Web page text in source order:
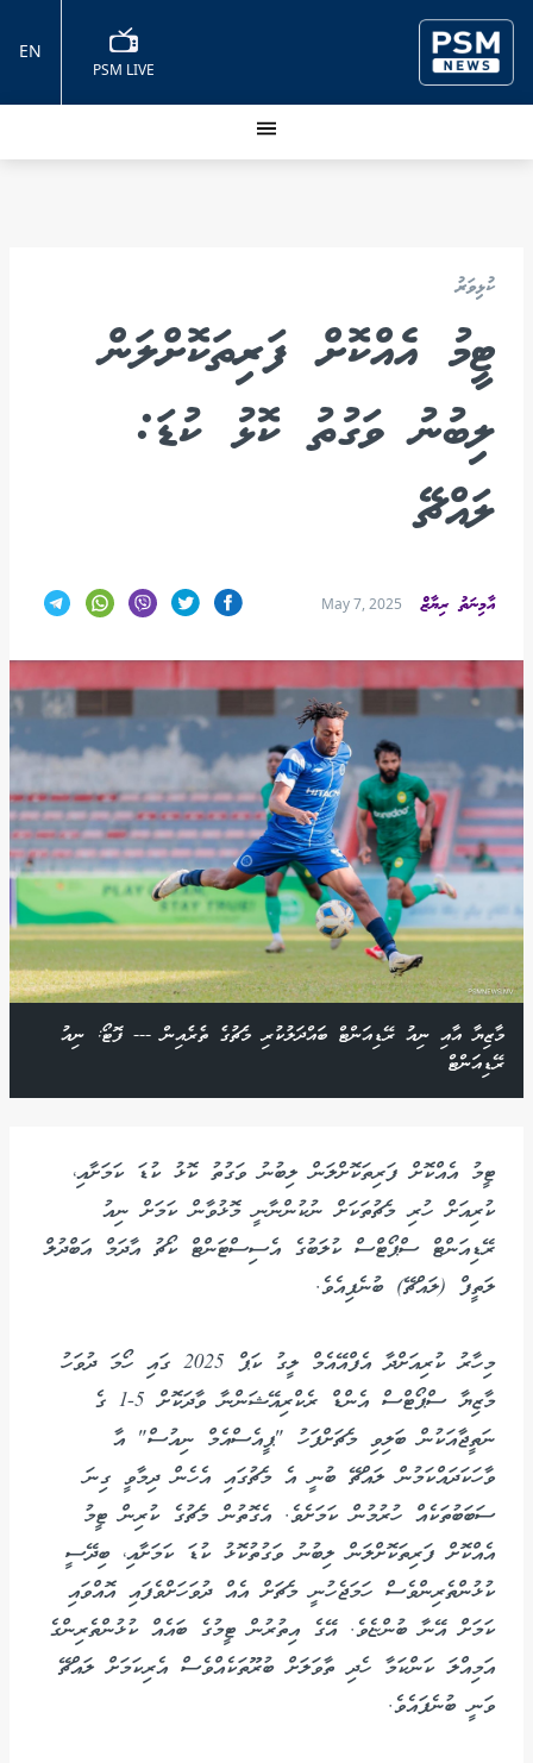
PSM LIVE
EN
ކުޅިވަރު
ޓީމު އެއްކޮށް ފަރިތަކޮށްލަން
ލިބުނު ވަގުތު ކޮޅު ކުޑަ:
ލައްޗޭ
އާމިނަތު ރިޔާޒް May 7, 2025
މާޒިޔާ އާއި ނިއު ރޭޑިއަންޓް ބައްދަލުކުރި މެޗުގެ ތެރެއިން --- ފޮޓޯ: ނިއު
ރޭޑިއަންޓް
ޓީމު އެއްކޮށް ފަރިތަކޮށްލަން ލިބުނު ވަގުތު ކޮޅު ކުޑަ ކަމަށާއި،
ކުރިއަށް ހުރި މެޗުތަކަށް ނުކުންނާނީ މޮޅުވާން ކަމަށް ނިއު
ރޭޑިއަންޓް ސްޕޯޓްސް ކުލަބުގެ އެސިސްޓަންޓް ކޯޗު އާދަމް އަބްދުލް
ލަތީފް (ލައްޗޭ) ބުނެފިއެވެ.
މިހާރު ކުރިއަށްދާ އެފްއޭއެމް ލީގު ކަޕް 2025 ގައި ހޯމަ ދުވަހު
މާޒިޔާ ސްޕޯޓްސް އެންޑް ރެކްރިއޭޝަންނާ ވާދަކޮށް 5-1 ގެ
ނަތީޖާއަކުން ބަލިވި މެޗަށްފަހު "ޕީއެސްއެމް ނިއުސް" އާ
ވާހަކަދައްކަމުން ލައްޗޭ ބުނީ އެ މެޗުގައި އެހެން ދިމާވީ ގިނަ
ސަބަބުތަކެއް ހުރުމުން ކަމަށެވެ. އެގޮތުން މެޗުގެ ކުރިން ޓީމު
އެއްކޮށް ފަރިތަކޮށްލަން ލިބުނު ވަގުތުކޮޅު ކުޑަ ކަމަށާއި، ބިދޭސީ
ކުޅުންތެރިންވެސް ހަމަޖެހުނީ މެޗަށް އެއް ދުވަހަށްވެފައި އޮއްވައި
ކަމަށް އޭނާ ބުންޏެވެ. އޭގެ އިތުރުން ޓީމުގެ ބައެއް ކުޅުންތެރިންގެ
އަމިއްލަ ކަންކަމާ ހެދި ތާވަލަށް ބުރޫތަކެއްވެސް އެރިކަމަށް ލައްޗޭ
ވަނީ ބުނެފައެވެ.